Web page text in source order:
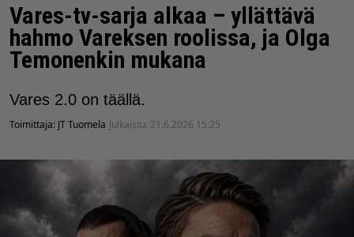
Vares-tv-sarja alkaa – yllättävä
hahmo Vareksen roolissa, ja Olga
Temonenkin mukana
Vares 2.0 on täällä.
Toimittaja: JT Tuomela Julkaistu: 21.6.2026 15:25